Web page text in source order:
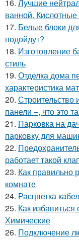
16. Лучшие
ванной.
17. Белые блоки
подойдут?
18. Изготовление
стиль
19. Отделка дома
характеристика
20.
панели –, что это
21. Парковка на
парковку для
22.
работает такой
23. Как правильно
комнате
24. Расцветка
25. Как
Химические
26. Подключение